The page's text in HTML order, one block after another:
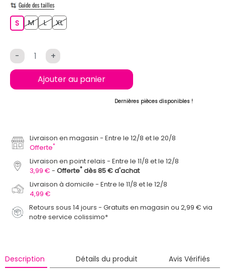
Guide des tailles
SS MM LL XLXL
- +
Ajouter au panier
Dernières pièces disponibles !
Livraison en magasin
Entre le 12/8 et le 20/8
Offerte*
Livraison en point relais
Entre le 11/8 et le 12/8
3,99 €
Offerte* dès 85 € d'achat
Livraison à domicile
Entre le 11/8 et le 12/8
4,99 €
Retours sous 14 jours - Gratuits en magasin ou 2,99 € via
notre service colissimo*
Description Détails du produit Avis Vérifiés